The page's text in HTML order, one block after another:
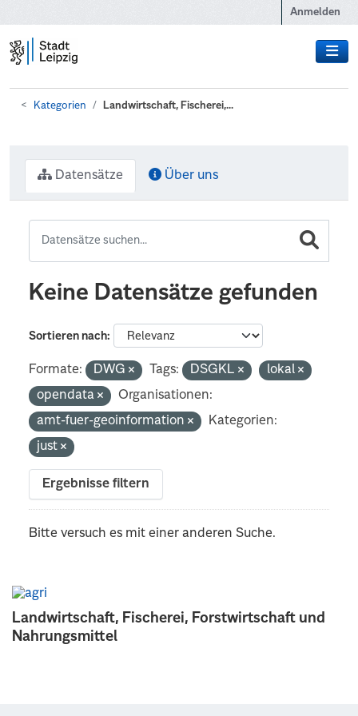
Anmelden
Kategorien Landwirtschaft, Fischerei,...
Landwirtschaft, Fischerei, Forstwirtschaft und
Nahrungsmittel
Datensätze Über uns
Keine Datensätze gefunden
Sortieren nach
Formate: DWG Tags: DSGKL
lokal
opendata
Organisationen:
amt-fuer-geoinformation
Kategorien:
just
Ergebnisse filtern
Bitte versuch es mit einer anderen Suche.